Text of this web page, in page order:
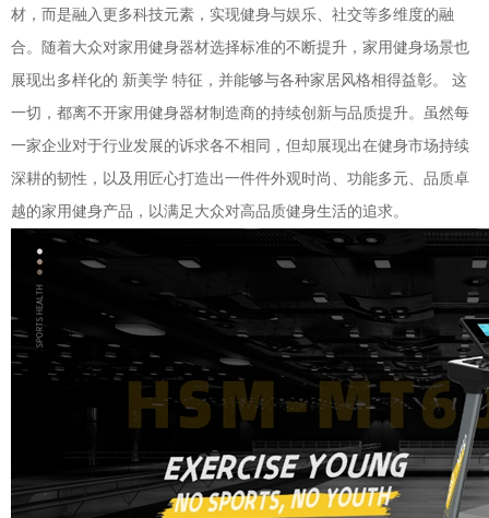
材，而是融入更多科技元素，实现健身与娱乐、社交等多维度的融
合。随着大众对家用健身器材选择标准的不断提升，家用健身场景也
展现出多样化的 新美学 特征，并能够与各种家居风格相得益彰。 这
一切，都离不开家用健身器材制造商的持续创新与品质提升。虽然每
一家企业对于行业发展的诉求各不相同，但却展现出在健身市场持续
深耕的韧性，以及用匠心打造出一件件外观时尚、功能多元、品质卓
越的家用健身产品，以满足大众对高品质健身生活的追求。